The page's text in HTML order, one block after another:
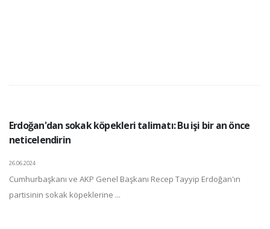
Erdoğan'dan sokak köpekleri talimatı: Bu işi bir an önce
neticelendirin
26.06.2024
Cumhurbaşkanı ve AKP Genel Başkanı Recep Tayyip Erdoğan'ın
partisinin sokak köpeklerine ...